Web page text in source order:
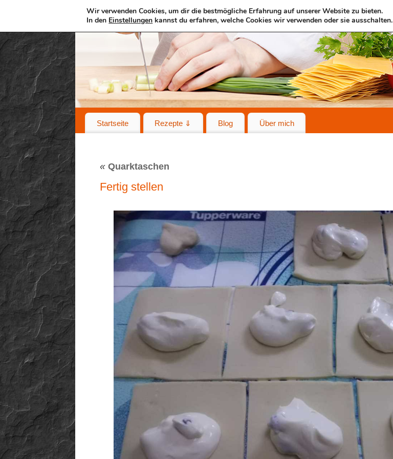
Startseite Rezepte ⇓ Blog Über mich
« Quarktaschen
Fertig stellen
Wir verwenden Cookies, um dir die bestmögliche Erfahrung auf unserer Website zu bieten.
In den Einstellungen kannst du erfahren, welche Cookies wir verwenden oder sie ausschalten.